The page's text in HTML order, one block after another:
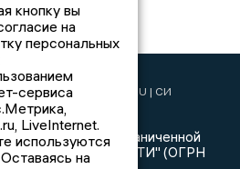
© VORONEZHNEWS.RU | СИ
новости»
Общество с ограниченной
НОВОСТИ" (ОГРН
кнопку вы
на
персональных
сервиса
LiveInternet.
используются
на